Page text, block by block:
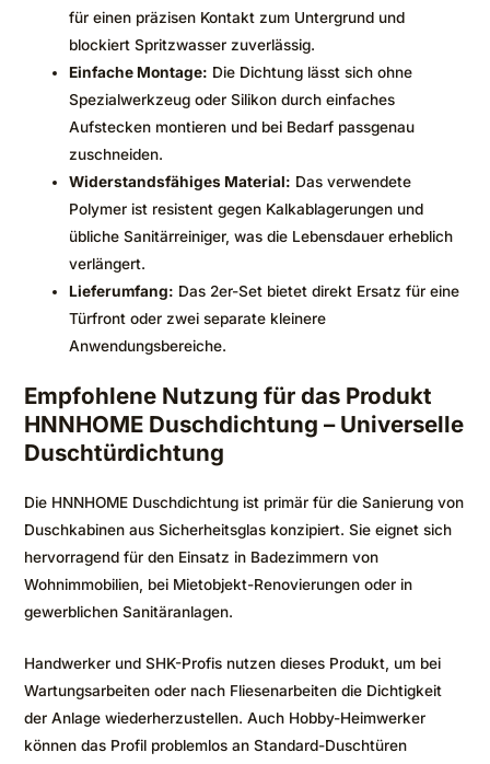
für einen präzisen Kontakt zum Untergrund und
blockiert Spritzwasser zuverlässig.
Einfache Montage: Die Dichtung lässt sich ohne
Spezialwerkzeug oder Silikon durch einfaches
Aufstecken montieren und bei Bedarf passgenau
zuschneiden.
Widerstandsfähiges Material: Das verwendete
Polymer ist resistent gegen Kalkablagerungen und
übliche Sanitärreiniger, was die Lebensdauer erheblich
verlängert.
Lieferumfang: Das 2er-Set bietet direkt Ersatz für eine
Türfront oder zwei separate kleinere
Anwendungsbereiche.
Empfohlene Nutzung für das Produkt
HNNHOME Duschdichtung – Universelle
Duschtürdichtung
Die HNNHOME Duschdichtung ist primär für die Sanierung von
Duschkabinen aus Sicherheitsglas konzipiert. Sie eignet sich
hervorragend für den Einsatz in Badezimmern von
Wohnimmobilien, bei Mietobjekt-Renovierungen oder in
gewerblichen Sanitäranlagen.
Handwerker und SHK-Profis nutzen dieses Produkt, um bei
Wartungsarbeiten oder nach Fliesenarbeiten die Dichtigkeit
der Anlage wiederherzustellen. Auch Hobby-Heimwerker
können das Profil problemlos an Standard-Duschtüren